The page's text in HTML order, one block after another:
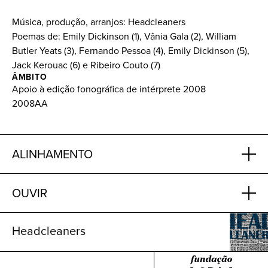
Música, produção, arranjos: Headcleaners
Poemas de: Emily Dickinson (1), Vânia Gala (2), William
Butler Yeats (3), Fernando Pessoa (4), Emily Dickinson (5),
Jack Kerouac (6) e Ribeiro Couto (7)
ÂMBITO
Apoio à edição fonográfica de intérprete 2008
2008AA
ALINHAMENTO
OUVIR
Headcleaners